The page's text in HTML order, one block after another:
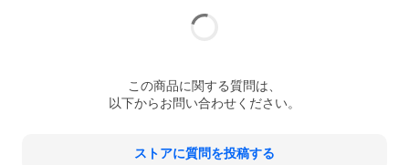
2~24g、ホワイトフォックスのフリーズドライ/３~6g
★体重5~10kg：ベースデリイタリアン/大さじ3~7（21~50g）、お
湯/ベースデリイタリアンと同量~2倍、肉・魚などのたんぱく源/3
6~85g、ホワイトフォックスのフリーズドライ/9~20g
ぱく源/85~145g、ホワイトフォックスのフリーズドライ/20~35g
この商品に関する質問は、
以下からお問い合わせください。
ストアに質問を投稿する